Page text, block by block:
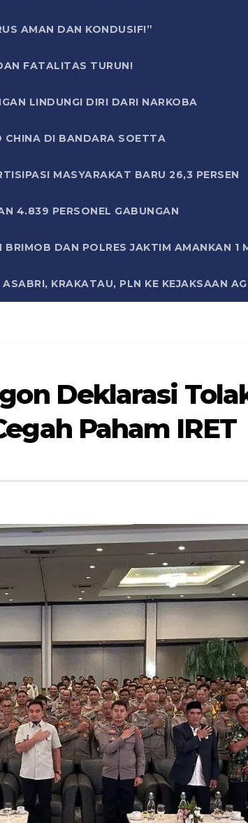
AMAN DAN KONDUSIF!”
FATALITAS TURUN!
LINDUNGI DIRI DARI NARKOBA
CHINA DI BANDARA SOETTA
MASYARAKAT BARU 26,3 PERSEN
4.839 PERSONEL GABUNGAN
DAN POLRES JAKTIM AMANKAN 1
KRAKATAU, PLN KE KEJAKSAAN
Deklarasi
Paham IRET